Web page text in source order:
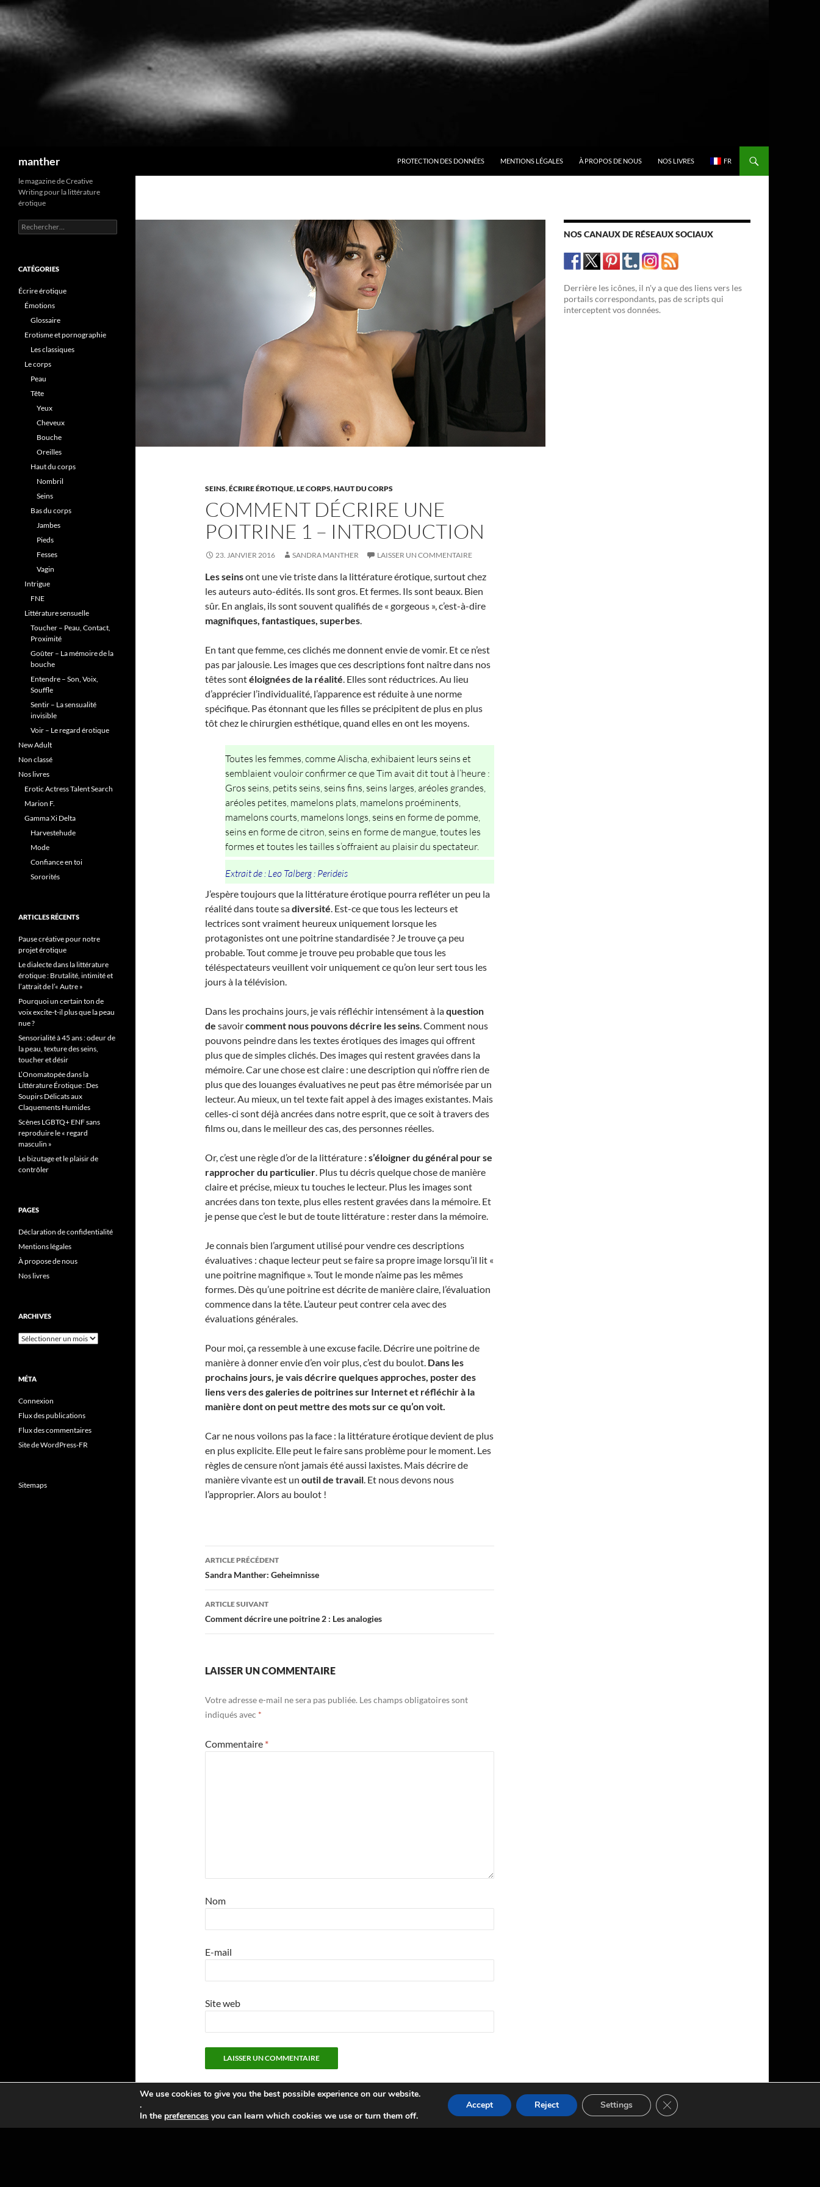
manther
PROTECTION DES DONNÉES
MENTIONS LÉGALES À PROPOS DE NOUS NOS LIVRES FR
SEINS,ÉCRIRE ÉROTIQUE,LE CORPS,HAUT DU CORPS
COMMENT DÉCRIRE UNE
POITRINE 1 – INTRODUCTION
23. JANVIER 2016 SANDRA MANTHER LAISSER UN COMMENTAIRE
Les seinsont une vie triste dans la littérature érotique, surtout chez
les auteurs auto-édités. Ils sont gros. Et fermes. Ils sont beaux. Bien
sûr. En anglais, ils sont souvent qualifiés de « gorgeous », c’est-à-dire
magnifiques, fantastiques, superbes.
En tant que femme, ces clichés me donnent envie de vomir. Et ce n’est
pas par jalousie. Les images que ces descriptions font naître dans nos
têtes sontéloignées de la réalité. Elles sont réductrices. Au lieu
d’apprécier l’individualité, l’apparence est réduite à une norme
spécifique. Pas étonnant que les filles se précipitent de plus en plus
tôt chez le chirurgien esthétique, quand elles en ont les moyens.
Toutes les femmes, comme Alischa, exhibaient leurs seins et
semblaient vouloir confirmer ce que Tim avait dit tout à l’heure :
Gros seins, petits seins, seins fins, seins larges, aréoles grandes,
aréoles petites, mamelons plats, mamelons proéminents,
mamelons courts, mamelons longs, seins en forme de pomme,
seins en forme de citron, seins en forme de mangue, toutes les
formes et toutes les tailles s’offraient au plaisir du spectateur.
Extrait de : Leo Talberg : Perideis
J’espère toujours que la littérature érotique pourra refléter un peu la
réalité dans toute sadiversité. Est-ce que tous les lecteurs et
lectrices sont vraiment heureux uniquement lorsque les
protagonistes ont une poitrine standardisée ? Je trouve ça peu
probable. Tout comme je trouve peu probable que tous les
téléspectateurs veuillent voir uniquement ce qu’on leur sert tous les
jours à la télévision.
Dans les prochains jours, je vais réfléchir intensément à laquestion
de savoircomment nous pouvons décrire les seins. Comment nous
pouvons peindre dans les textes érotiques des images qui offrent
plus que de simples clichés. Des images qui restent gravées dans la
mémoire. Car une chose est claire : une description qui n’offre rien de
plus que des louanges évaluatives ne peut pas être mémorisée par un
lecteur. Au mieux, un tel texte fait appel à des images existantes. Mais
celles-ci sont déjà ancrées dans notre esprit, que ce soit à travers des
films ou, dans le meilleur des cas, des personnes réelles.
Or, c’est une règle d’or de la littérature : s’éloigner du général pour se
rapprocher du particulier. Plus tu décris quelque chose de manière
claire et précise, mieux tu touches le lecteur. Plus les images sont
ancrées dans ton texte, plus elles restent gravées dans la mémoire. Et
je pense que c’est le but de toute littérature : rester dans la mémoire.
Je connais bien l’argument utilisé pour vendre ces descriptions
évaluatives : chaque lecteur peut se faire sa propre image lorsqu’il lit «
une poitrine magnifique ». Tout le monde n’aime pas les mêmes
formes. Dès qu’une poitrine est décrite de manière claire, l’évaluation
commence dans la tête. L’auteur peut contrer cela avec des
évaluations générales.
Pour moi, ça ressemble à une excuse facile. Décrire une poitrine de
manière à donner envie d’en voir plus, c’est du boulot. Dans les
prochains jours, je vais décrire quelquesapproches, poster des
liens vers des galeries de poitrines sur Internet et réfléchir à la
manière dont on peut mettre des mots sur ce qu’on voit.
Car ne nous voilons pas la face : la littérature érotique devient de plus
en plus explicite. Elle peut le faire sans problème pour le moment. Les
règles de censure n’ont jamais été aussi laxistes. Mais décrire de
manière vivante est un outil de travail. Et nous devons nous
l’approprier. Alors au boulot !
Navigation
des
articles
ARTICLE PRÉCÉDENT
Sandra Manther: Geheimnisse
ARTICLE SUIVANT
Comment décrire une poitrine 2 : Les analogies
LAISSER UN COMMENTAIRE
Votre adresse e-mail ne sera pas publiée. Les champs obligatoires sont
indiqués avec *
Commentaire *
Nom
E-mail
Site web
NOS CANAUX DE RÉSEAUX SOCIAUX
Derrière les icônes, il n'y a que des liens vers les
portails correspondants, pas de scripts qui
interceptent vos données.
le magazine de Creative
Writing pour la littérature
érotique
Rechercher :
CATÉGORIES
Écrire érotique
Émotions
Glossaire
Erotisme et pornographie
Les classiques
Le corps
Peau
Tête
Yeux
Cheveux
Bouche
Oreilles
Haut du corps
Nombril
Seins
Bas du corps
Jambes
Pieds
Fesses
Vagin
Intrigue
FNE
Littérature sensuelle
Toucher – Peau, Contact,
Proximité
Goûter – La mémoire de la
bouche
Entendre – Son, Voix,
Souffle
Sentir – La sensualité
invisible
Voir – Le regard érotique
New Adult
Non classé
Nos livres
Erotic Actress Talent Search
Marion F.
Gamma Xi Delta
Harvestehude
Mode
Confiance en toi
Sororités
ARTICLES RÉCENTS
Pause créative pour notre
projet érotique
Le dialecte dans la littérature
érotique : Brutalité, intimité et
l’attrait de l’« Autre »
Pourquoi un certain ton de
voix excite-t-il plus que la peau
nue ?
Sensorialité à 45 ans : odeur de
la peau, texture des seins,
toucher et désir
L’Onomatopée dans la
Littérature Érotique : Des
Soupirs Délicats aux
Claquements Humides
Scènes LGBTQ+ ENF sans
reproduire le « regard
masculin »
Le bizutage et le plaisir de
contrôler
PAGES
Déclaration de confidentialité
Mentions légales
À propose de nous
Nos livres
ARCHIVES
Archives
MÉTA
Connexion
Flux des publications
Flux des commentaires
Site de WordPress-FR
Sitemaps
We use cookies to give you the best possible experience on our website.
.
In the preferences you can learn which cookies we use or turn them off.
Accept Reject Settings FERMER LA BANNIÈRE DES